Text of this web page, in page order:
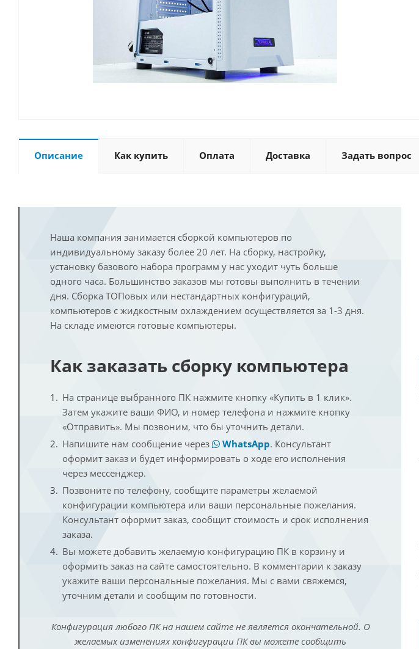
Описание Как купить Оплата Доставка Задать вопрос
Наша компания занимается сборкой компьютеров по
индивидуальному заказу более 20 лет. На сборку, настройку,
установку базового набора программ у нас уходит чуть больше
одного часа. Большинство заказов мы готовы выполнить в течении
дня. Сборка ТОПовых или нестандартных конфигураций,
компьютеров с жидкостным охлаждением осуществляется за 1-3 дня.
На складе имеются готовые компьютеры.
Как заказать сборку компьютера
На странице выбранного ПК нажмите кнопку «Купить в 1 клик».
Затем укажите ваши ФИО, и номер телефона и нажмите кнопку
«Отправить». Мы позвоним, что бы уточнить детали.
Напишите нам сообщение через
WhatsApp. Консультант
оформит заказ и будет информировать о ходе его исполнения
через мессенджер.
Позвоните по телефону, сообщите параметры желаемой
конфигурации компьютера или ваши персональные пожелания.
Консультант оформит заказ, сообщит стоимость и срок исполнения
заказа.
Вы можете добавить желаемую конфигурацию ПК в корзину и
оформить заказ на сайте самостоятельно. В комментарии к заказу
укажите ваши персональные пожелания. Мы с вами свяжемся,
уточним детали и сообщим по готовности.
Конфигурация любого ПК на нашем сайте не является окончательной. О
желаемых изменениях конфигурации ПК вы можете сообщить